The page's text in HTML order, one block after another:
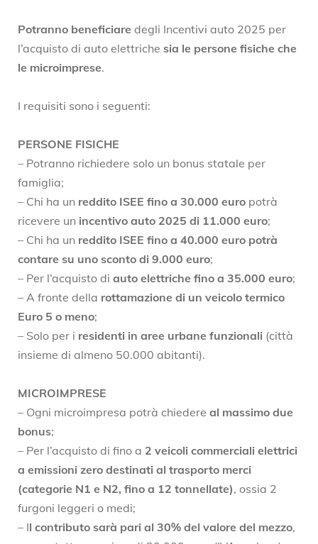
Potranno beneficiare degli Incentivi auto 2025 per
l’acquisto di auto elettriche sia le persone fisiche che
le microimprese.
I requisiti sono i seguenti:
PERSONE FISICHE
– Potranno richiedere solo un bonus statale per
famiglia;
– Chi ha un reddito ISEE fino a 30.000 euro potrà
ricevere un incentivo auto 2025 di 11.000 euro;
– Chi ha un reddito ISEE fino a 40.000 euro potrà
contare su uno sconto di 9.000 euro;
– Per l’acquisto di auto elettriche fino a 35.000 euro;
– A fronte della rottamazione di un veicolo termico
Euro 5 o meno;
– Solo per i residenti in aree urbane funzionali (città
insieme di almeno 50.000 abitanti).
MICROIMPRESE
– Ogni microimpresa potrà chiedere al massimo due
bonus;
– Per l’acquisto di fino a 2 veicoli commerciali elettrici
a emissioni zero destinati al trasporto merci
(categorie N1 e N2, fino a 12 tonnellate), ossia 2
furgoni leggeri o medi;
– Il contributo sarà pari al 30% del valore del mezzo,